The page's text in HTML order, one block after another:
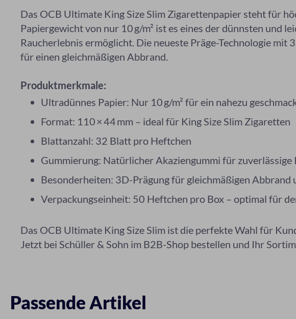
Das OCB Ultimate King Size Slim Zigarettenpapier steht für
Papiergewicht von nur 10 g/m² ist es eines der dünnsten und
Raucherlebnis ermöglicht. Die neueste Präge-Technologie
für einen gleichmäßigen Abbrand.
Produktmerkmale:
Ultradünnes Papier: Nur 10 g/m² für ein nahezu
Format: 110 × 44 mm – ideal für King Size Slim Zigaretten
Blattanzahl: 32 Blatt pro Heftchen
Gummierung: Natürlicher Akaziengummi für
Besonderheiten: 3D-Prägung für gleichmäßigen Abbrand
Verpackungseinheit: 50 Heftchen pro Box – optimal für
Das OCB Ultimate King Size Slim ist die perfekte Wahl für
Jetzt bei Schüller & Sohn im B2B-Shop bestellen und Ihr
Passende Artikel